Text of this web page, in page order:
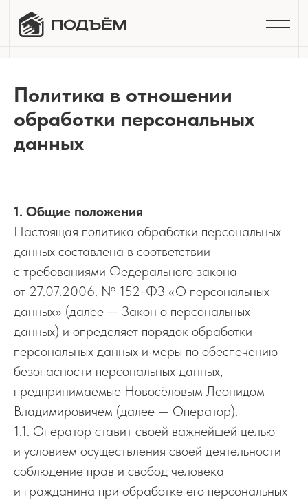
Политика в отношении
обработки персональных
данных
1. Общие положения
Настоящая политика обработки персональных
данных составлена в соответствии
с требованиями Федерального закона
от 27.07.2006. № 152-ФЗ «О персональных
данных» (далее — Закон о персональных
данных) и определяет порядок обработки
персональных данных и меры по обеспечению
безопасности персональных данных,
предпринимаемые Новосёловым Леонидом
Владимировичем (далее — Оператор).
1.1. Оператор ставит своей важнейшей целью
и условием осуществления своей деятельности
соблюдение прав и свобод человека
и гражданина при обработке его персональных